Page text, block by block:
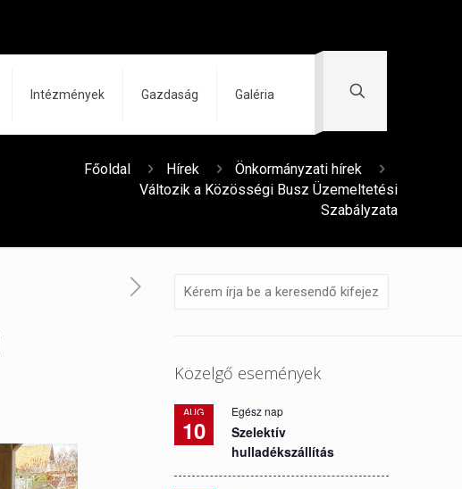
Intézmények Gazdaság Galéria
Főoldal Hírek
Önkormányzati hírek
Változik a Közösségi Busz Üzemeltetési
Szabályzata
Közelgő események
AUG
10
Egész nap
Szelektív
hulladékszállítás